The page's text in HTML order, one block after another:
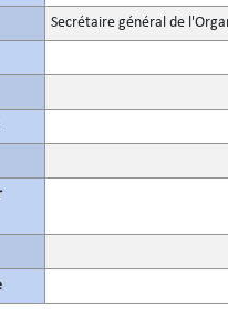
Secrétaire général de